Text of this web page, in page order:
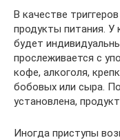
В качестве
продукты питания. У
будет
прослеживается с
кофе, алкоголя,
бобовых или сыра.
установлена,
Иногда приступы